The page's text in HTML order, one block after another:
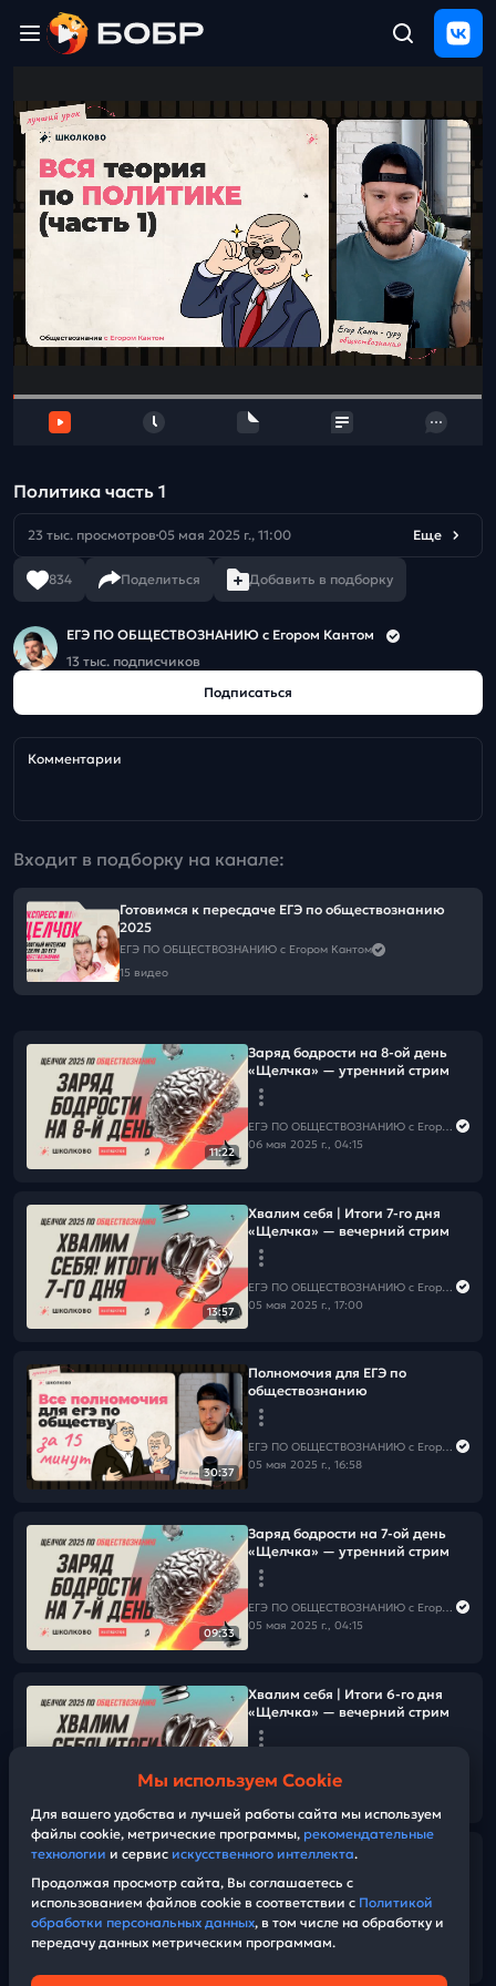
ЩЕЛЧОК
2026
Полезные
материалы
Проверка
сочинений
Тех
поддержка
и
отзыв
Политика часть 1
23 тыс. просмотров 05 мая 2025 г., 11:00 Еще
834 Поделиться Добавить в подборку
ЕГЭ ПО ОБЩЕСТВОЗНАНИЮ c Егором Кантом
13 тыс. подписчиков
Подписаться
Комментарии
Входит в подборку на канале:
Готовимся к пересдаче ЕГЭ по обществознанию
2025
ЕГЭ ПО ОБЩЕСТВОЗНАНИЮ c Егором Кантом
15 видео
11:22
Заряд бодрости на 8-ой день
«Щелчка» — утренний стрим
ЕГЭ ПО ОБЩЕСТВОЗНАНИЮ c Егором Кантом
06 мая 2025 г., 04:15
13:57
Хвалим себя | Итоги 7-го дня
«Щелчка» — вечерний стрим
ЕГЭ ПО ОБЩЕСТВОЗНАНИЮ c Егором Кантом
05 мая 2025 г., 17:00
30:37
Полномочия для ЕГЭ по
обществознанию
ЕГЭ ПО ОБЩЕСТВОЗНАНИЮ c Егором Кантом
05 мая 2025 г., 16:58
09:33
Заряд бодрости на 7-ой день
«Щелчка» — утренний стрим
ЕГЭ ПО ОБЩЕСТВОЗНАНИЮ c Егором Кантом
05 мая 2025 г., 04:15
Хвалим себя | Итоги 6-го дня
«Щелчка» — вечерний стрим
04 мая 2025 г., 17:00
01:43:17
Все задания №22 по праву с
ЕГЭ ПО ОБЩЕСТВОЗНАНИЮ c Егором Кантом
04 мая 2025 г., 09:00
Мы используем Cookie
Для вашего удобства и лучшей работы сайта мы используем
файлы cookie, метрические программы, рекомендательные
технологии и сервис искусственного интеллекта.
Продолжая просмотр сайта, Вы соглашаетесь с
использованием файлов cookie в соответствии с Политикой
обработки персональных данных, в том числе на обработку и
передачу данных метрическим программам.